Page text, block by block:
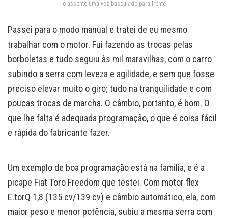
o assento uma vez basculado para frente
Passei para o modo manual e tratei de eu mesmo
trabalhar com o motor. Fui fazendo as trocas pelas
borboletas e tudo seguiu às mil maravilhas, com o carro
subindo a serra com leveza e agilidade, e sem que fosse
preciso elevar muito o giro; tudo na tranquilidade e com
poucas trocas de marcha. O câmbio, portanto, é bom. O
que lhe falta é adequada programação, o que é coisa fácil
e rápida do fabricante fazer.
Um exemplo de boa programação está na família, e é a
picape Fiat Toro Freedom que testei. Com motor flex
E.torQ 1,8 (135 cv/139 cv) e câmbio automático, ela, com
maior peso e menor potência, subiu a mesma serra com